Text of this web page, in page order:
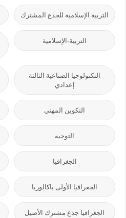
التربية الإسلامية للجذع المشترك
التربية-الإسلامية
التكنولوجيا الصناعية الثالثة
إعدادي
التكوين المهني
التوجيه
الجغرافيا
الجغرافيا الأولى باكالوريا
الجغرافيا جذع مشترك الأصيل